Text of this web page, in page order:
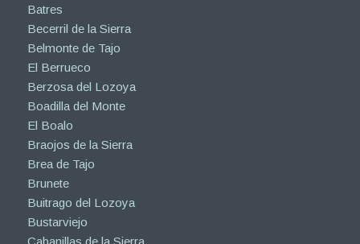
Batres
Becerril de la Sierra
Belmonte de Tajo
El Berrueco
Berzosa del Lozoya
Boadilla del Monte
El Boalo
Braojos de la Sierra
Brea de Tajo
Brunete
Buitrago del Lozoya
Bustarviejo